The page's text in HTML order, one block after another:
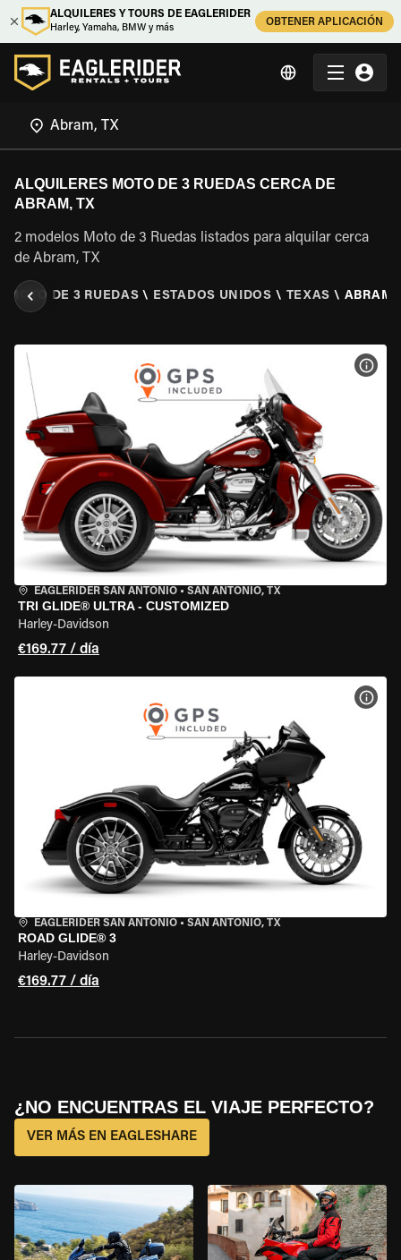
ALQUILERES Y TOURS DE EAGLERIDER
Harley, Yamaha, BMW y más
OBTENER APLICACIÓN
ALQUILERES MOTO DE 3 RUEDAS CERCA DE
ABRAM, TX
2 modelos Moto de 3 Ruedas listados para alquilar cerca
de Abram, TX
MOTO DE 3 RUEDAS \ ESTADOS UNIDOS \ TEXAS \ ABRAM,
EAGLERIDER SAN ANTONIO • SAN ANTONIO, TX
TRI GLIDE® ULTRA - CUSTOMIZED
Harley-Davidson
€169.77 / día
VER
EAGLERIDER SAN ANTONIO • SAN ANTONIO, TX
ROAD GLIDE® 3
Harley-Davidson
€169.77 / día
VER
¿NO ENCUENTRAS EL VIAJE PERFECTO?
VER MÁS EN EAGLESHARE